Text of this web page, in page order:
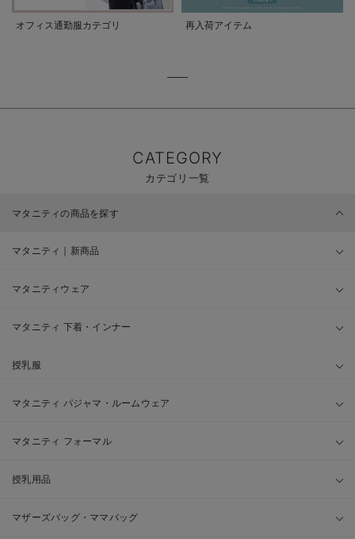
オフィス通勤服カテゴリ 再入荷アイテム
CATEGORY
カテゴリ一覧
マタニティの商品を探す
マタニティ｜新商品
マタニティウェア
マタニティ 下着・インナー
授乳服
マタニティ パジャマ・ルームウェア
マタニティ フォーマル
授乳用品
マザーズバッグ・ママバッグ